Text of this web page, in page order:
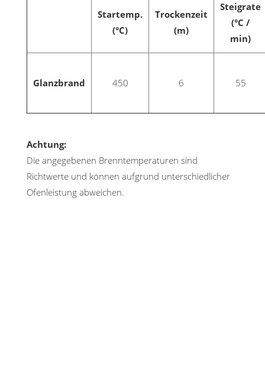
Startemp.
(°C)
Trockenzeit
(m)
Steigrate
(°C /
min)
Glanzbrand 450 6 55
Achtung:
Die angegebenen Brenntemperaturen sind
Richtwerte und können aufgrund unterschiedlicher
Ofenleistung abweichen.